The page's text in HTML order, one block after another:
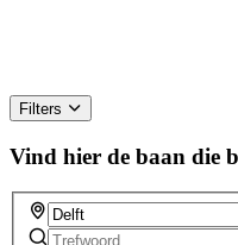
Filters
Vind hier de baan die